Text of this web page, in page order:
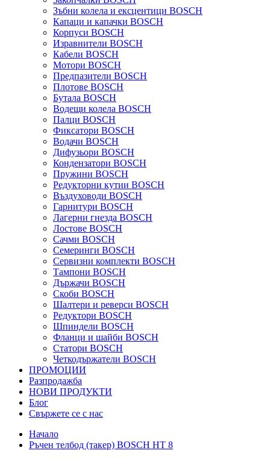
Зъбни колела и ексцентици BOSCH
Капаци и капачки BOSCH
Корпуси BOSCH
Изравнители BOSCH
Кабели BOSCH
Мотори BOSCH
Предпазители BOSCH
Плотове BOSCH
Бутала BOSCH
Водещи колела BOSCH
Палци BOSCH
Фиксатори BOSCH
Водачи BOSCH
Дифузьори BOSCH
Кондензатори BOSCH
Пружини BOSCH
Редукторни кутии BOSCH
Въздуховоди BOSCH
Гарнитури BOSCH
Лагерни гнезда BOSCH
Лостове BOSCH
Сачми BOSCH
Семеринги BOSCH
Сервизни комплекти BOSCH
Тампони BOSCH
Държачи BOSCH
Скоби BOSCH
Шалтери и реверси BOSCH
Редуктори BOSCH
Шпиндели BOSCH
Фланци и шайби BOSCH
Статори BOSCH
Четкодържатели BOSCH
ПРОМОЦИИ
Разпродажба
НОВИ ПРОДУКТИ
Блог
Свържете се с нас
Начало
Ръчен телбод (такер) BOSCH HT 8